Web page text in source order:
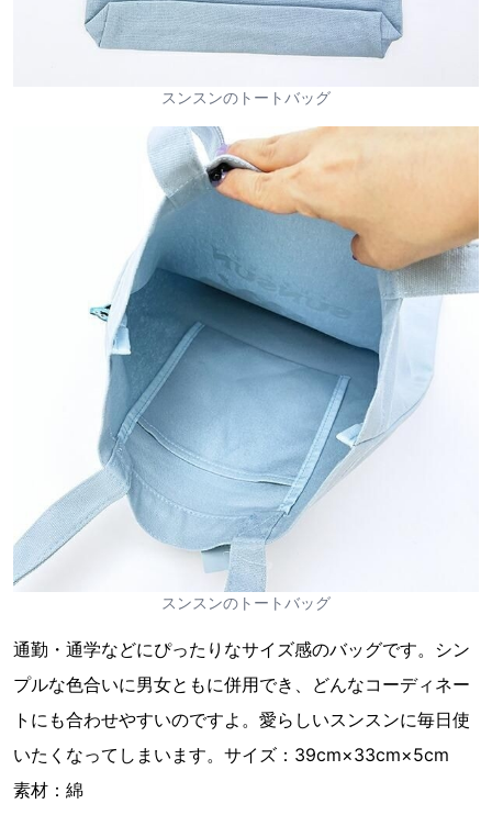
スンスンのトートバッグ
スンスンのトートバッグ
通勤・通学などにぴったりなサイズ感のバッグです。シン
プルな色合いに男女ともに併用でき、どんなコーディネー
トにも合わせやすいのですよ。愛らしいスンスンに毎日使
いたくなってしまいます。サイズ：39cm×33cm×5cm
素材：綿